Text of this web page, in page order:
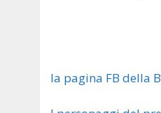
la pagina FB della